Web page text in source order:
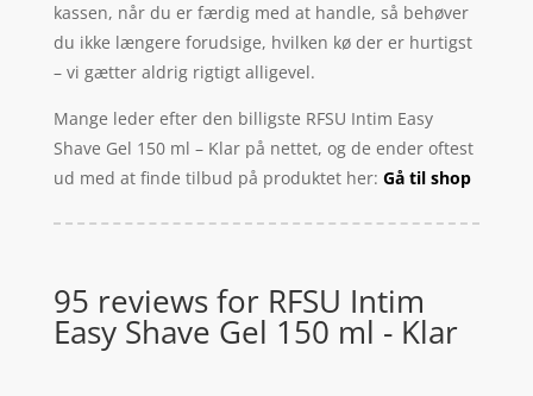
kassen, når du er færdig med at handle, så behøver
du ikke længere forudsige, hvilken kø der er hurtigst
– vi gætter aldrig rigtigt alligevel.
Mange leder efter den billigste RFSU Intim Easy
Shave Gel 150 ml – Klar på nettet, og de ender oftest
ud med at finde tilbud på produktet her: Gå til shop
95 reviews for RFSU Intim
Easy Shave Gel 150 ml - Klar